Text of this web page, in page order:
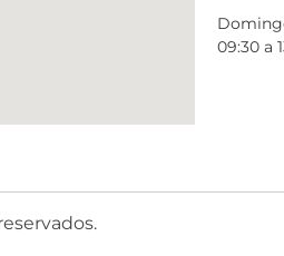
09:30 a